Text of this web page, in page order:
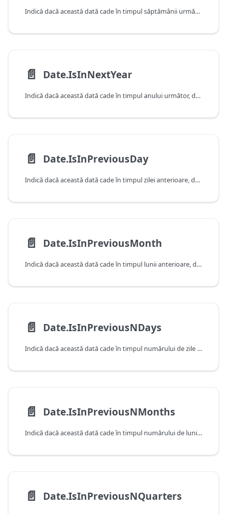
Indică dacă această dată cade în timpul săptămânii următoare, după cum este determinat de data și ora curente ale sistemului. Rețineți că această funcție va returna false atunci când primește o valoare care cade în săptămâna curentă.
📄️ Date.IsInNextYear
Indică dacă această dată cade în timpul anului următor, după cum este determinat de data și ora curente ale sistemului. Rețineți că această funcție va returna false atunci când primește o valoare care cade în anul curent.
📄️ Date.IsInPreviousDay
Indică dacă această dată cade în timpul zilei anterioare, după cum este determinat de data și ora curente ale sistemului. Rețineți că această funcție va returna false atunci când primește o valoare care cade în ziua curentă.
📄️ Date.IsInPreviousMonth
Indică dacă această dată cade în timpul lunii anterioare, după cum este determinat de data și ora curente ale sistemului. Rețineți că această funcție va returna false atunci când primește o valoare care cade în luna curentă.
📄️ Date.IsInPreviousNDays
Indică dacă această dată cade în timpul numărului de zile anterior, după cum este determinat de data și ora curente ale sistemului. Rețineți faptul că această funcție va returna false atunci când primește o valoare care cade în ziua curentă.
📄️ Date.IsInPreviousNMonths
Indică dacă această dată cade în timpul numărului de luni anterior, după cum este determinat de data și ora curente ale sistemului. Rețineți faptul că această funcție va returna false atunci când primește o valoare care cade în luna curentă.
📄️ Date.IsInPreviousNQuarters